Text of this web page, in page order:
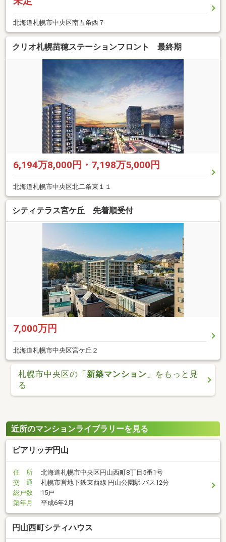
北海道札幌市中央区南五条西７
クリオ札幌苗穂ステーションフロント 最終期
6,194万8,000円・7,198万5,000円
北海道札幌市中央区北二条東１１
シティテラス宮ケ丘 先着順受付
7,000万円
北海道札幌市中央区宮ケ丘２
札幌市中央区の「新築マンション 」をもっと見
る
近所のマンションライブラリーを見る
ピアリッヂ円山
住 所
北海道札幌市中央区円山西町8丁目5番1号
交 通
札幌市営地下鉄東西線 円山公園駅 バス12分
総戸数
15戸
築年月
平成6年2月
円山西町シティハウス